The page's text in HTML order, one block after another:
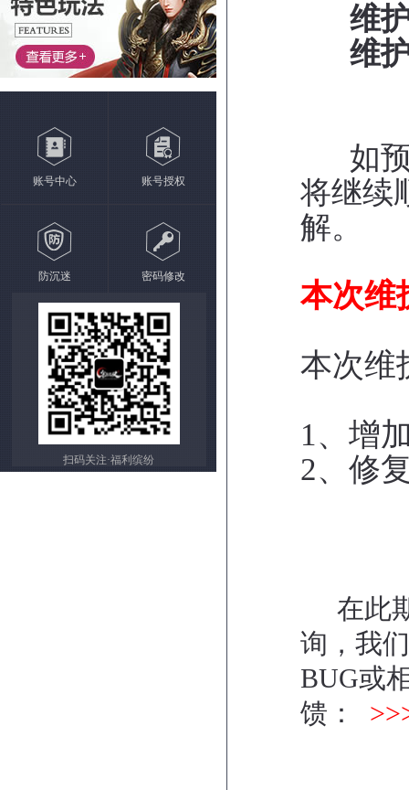
账号中心 账号授权
防沉迷 密码修改
扫码关注·福利缤纷
维
维
如
将继续
解。
本次维
本次维
1、增
2、修
在此期
询，我
BUG或
馈：